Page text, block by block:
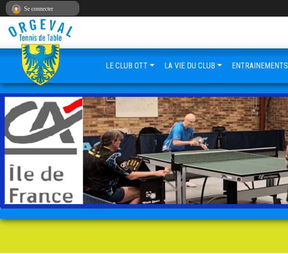
LE CLUB OTT LA VIE DU CLUB ENTRAINEMENTS
Se connecter
Panneau de gestion des cookies